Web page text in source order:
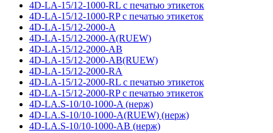
4D-LA-15/12-1000-RL с печатью этикеток
4D-LA-15/12-1000-RP с печатью этикеток
4D-LA-15/12-2000-A
4D-LA-15/12-2000-A(RUEW)
4D-LA-15/12-2000-AB
4D-LA-15/12-2000-AB(RUEW)
4D-LA-15/12-2000-RA
4D-LA-15/12-2000-RL с печатью этикеток
4D-LA-15/12-2000-RP с печатью этикеток
4D-LA.S-10/10-1000-A (нерж)
4D-LA.S-10/10-1000-A(RUEW) (нерж)
4D-LA.S-10/10-1000-AB (нерж)